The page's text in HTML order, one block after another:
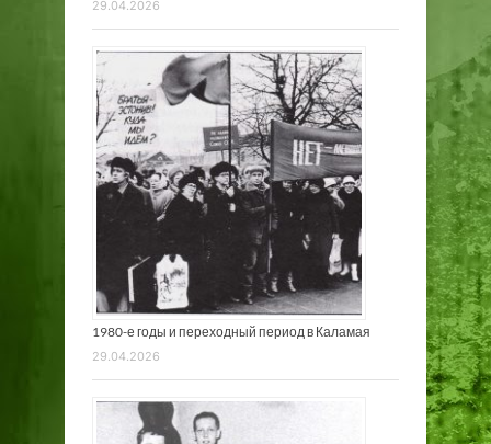
29.04.2026
1980-е годы и переходный период в Каламая
29.04.2026